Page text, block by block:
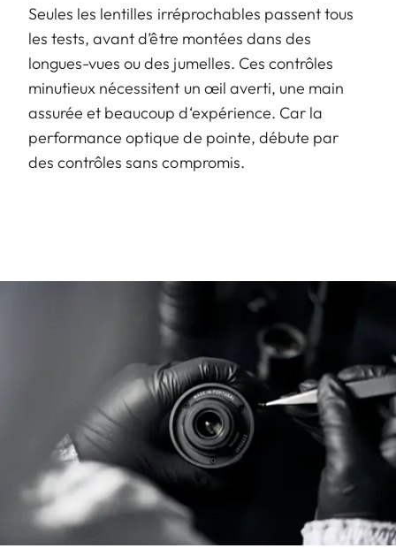
Seules les lentilles irréprochables passent tous
les tests, avant d’être montées dans des
longues-vues ou des jumelles. Ces contrôles
minutieux nécessitent un œil averti, une main
assurée et beaucoup d‘expérience. Car la
performance optique de pointe, débute par
des contrôles sans compromis.